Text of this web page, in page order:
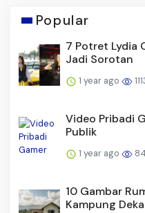
Popular
7 Potret Lydia
Jadi Sorotan
1 year ago
Video Pribadi
Publik
1 year ago
10 Gambar
Kampung